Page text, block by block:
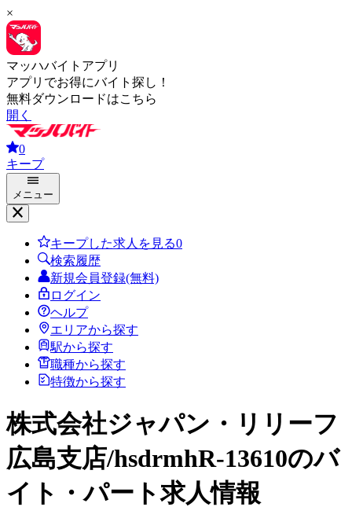
×
マッハバイトアプリ
アプリでお得にバイト探し！
無料ダウンロードはこちら
開く
0
キープ
メニュー
キープした求人を見る0
検索履歴
新規会員登録(無料)
ログイン
ヘルプ
エリアから探す
駅から探す
職種から探す
特徴から探す
株式会社ジャパン・リリーフ
広島支店/hsdrmhR-13610のバ
イト・パート求人情報